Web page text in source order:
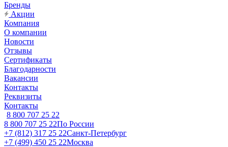
Бренды
Акции
Компания
О компании
Новости
Отзывы
Сертификаты
Благодарности
Вакансии
Контакты
Реквизиты
Контакты
8 800 707 25 22
8 800 707 25 22По России
+7 (812) 317 25 22Санкт-Петербург
+7 (499) 450 25 22Москва